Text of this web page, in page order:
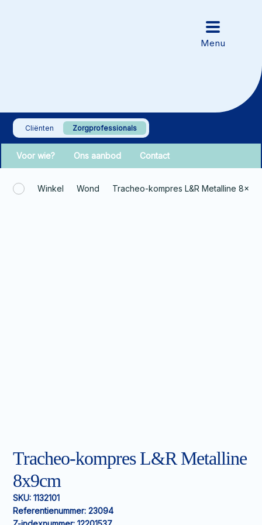
Cliënten Zorgprofessionals
Voor wie? Ons aanbod Contact
Winkel Wond Tracheo-kompres L&R Metalline
Tracheo-kompres L&R Metalline
8x9cm
SKU: 1132101
Referentienummer: 23094